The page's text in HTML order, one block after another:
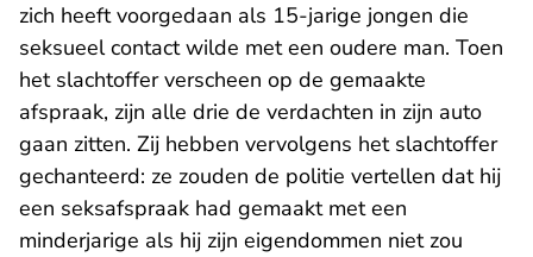
zich heeft voorgedaan als 15-jarige jongen die
seksueel contact wilde met een oudere man. Toen
het slachtoffer verscheen op de gemaakte
afspraak, zijn alle drie de verdachten in zijn auto
gaan zitten. Zij hebben vervolgens het slachtoffer
gechanteerd: ze zouden de politie vertellen dat hij
een seksafspraak had gemaakt met een
minderjarige als hij zijn eigendommen niet zou